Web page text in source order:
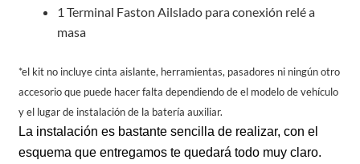
1 Terminal Faston Ailslado para conexión relé a
masa
*el kit no incluye cinta aislante, herramientas, pasadores ni ningún otro
accesorio que puede hacer falta dependiendo de el modelo de vehículo
y el lugar de instalación de la batería auxiliar.
La instalación es bastante sencilla de realizar, con el
esquema que entregamos te quedará todo muy claro.